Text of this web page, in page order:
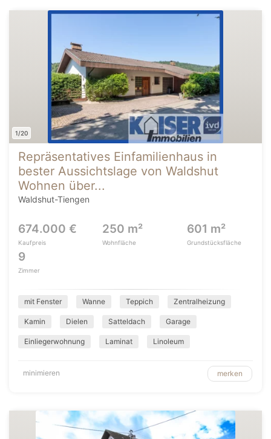
1/20
Repräsentatives Einfamilienhaus in
bester Aussichtslage von Waldshut
Wohnen über...
Waldshut-Tiengen
674.000 €
Kaufpreis
250 m²
Wohnfläche
601 m²
Grundstücksfläche
9
Zimmer
mit Fenster Wanne Teppich Zentralheizung
Kamin Dielen Satteldach Garage
Einliegerwohnung Laminat Linoleum
minimieren merken